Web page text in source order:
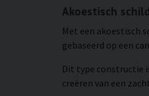
Akoestisch
Met een akoestisch
gebaseerd op een
Dit type constructie
creëren van een